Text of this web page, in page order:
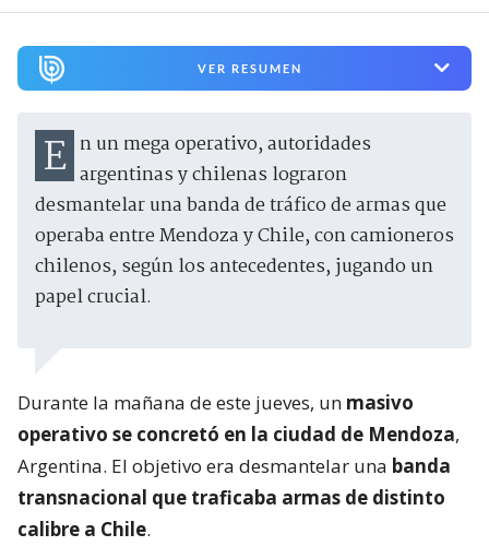
VER RESUMEN
En un mega operativo, autoridades argentinas y chilenas lograron
desmantelar una banda de tráfico de armas que
operaba entre Mendoza y Chile, con camioneros
chilenos, según los antecedentes, jugando un
papel crucial.
Durante la mañana de este jueves, un masivo
operativo se concretó en la ciudad de Mendoza,
Argentina. El objetivo era desmantelar una banda
transnacional que traficaba armas de distinto
calibre a Chile.